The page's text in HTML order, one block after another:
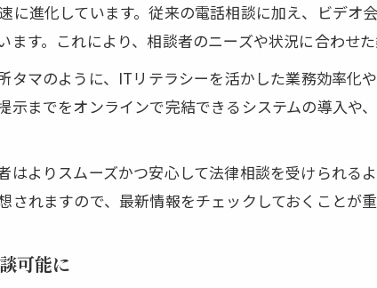
で始める弁護士オンライン相談の流れ
弁護士オンライン相談の予約から面談までの流れ
オンライン法律相談の準備と必要なポイントを解説
法律事務所オンライン相談の進め方と注意点
オンライン面談弁護士とのやりとり手順を確認
進化しています。従来の電話相談に加え、ビデオ
す。これにより、相談者のニーズや状況に合わせ
タマのように、ITリテラシーを活かした業務効率化
示までをオンラインで完結できるシステムの導入や
はよりスムーズかつ安心して法律相談を受けられる
れますので、最新情報をチェックしておくことが
可能に
お気軽にご相談ください
お気軽にご相談ください